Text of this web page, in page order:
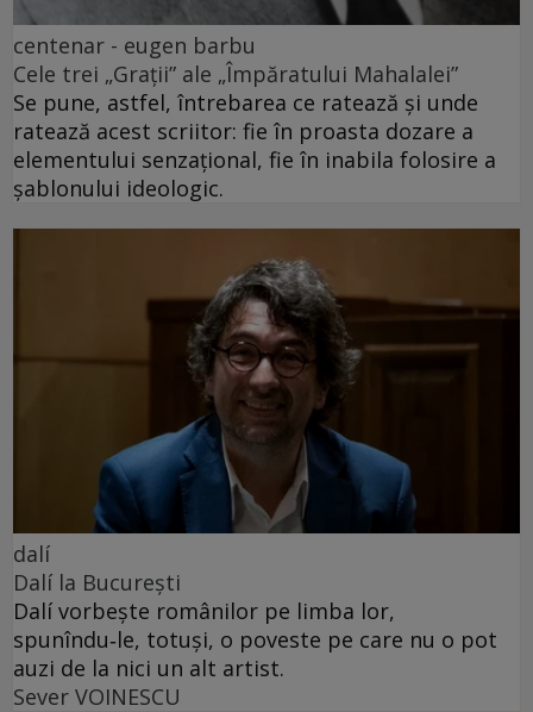
centenar - eugen barbu
Cele trei „Grații” ale „Împăratului Mahalalei”
Se pune, astfel, întrebarea ce ratează și unde
ratează acest scriitor: fie în proasta dozare a
elementului senzațional, fie în inabila folosire a
șablonului ideologic.
dalí
Dalí la București
Dalí vorbește românilor pe limba lor,
spunîndu‑le, totuși, o poveste pe care nu o pot
auzi de la nici un alt artist.
Sever VOINESCU